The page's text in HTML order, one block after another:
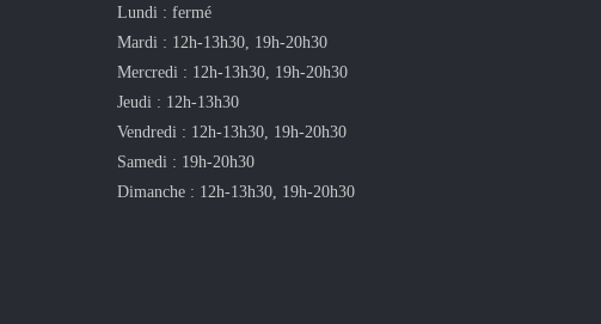
Lundi : fermé
Mardi : 12h-13h30, 19h-20h30
Mercredi : 12h-13h30, 19h-20h30
Jeudi : 12h-13h30
Vendredi : 12h-13h30, 19h-20h30
Samedi : 19h-20h30
Dimanche : 12h-13h30, 19h-20h30